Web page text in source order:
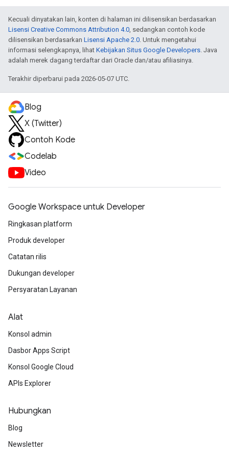
Kecuali dinyatakan lain, konten di halaman ini dilisensikan berdasarkan
Lisensi Creative Commons Attribution 4.0, sedangkan contoh kode
dilisensikan berdasarkan Lisensi Apache 2.0. Untuk mengetahui
informasi selengkapnya, lihat Kebijakan Situs Google Developers. Java
adalah merek dagang terdaftar dari Oracle dan/atau afiliasinya.
Terakhir diperbarui pada 2026-05-07 UTC.
Blog
X (Twitter)
Contoh Kode
Codelab
Video
Google Workspace untuk Developer
Ringkasan platform
Produk developer
Catatan rilis
Dukungan developer
Persyaratan Layanan
Alat
Konsol admin
Dasbor Apps Script
Konsol Google Cloud
APIs Explorer
Hubungkan
Blog
Newsletter